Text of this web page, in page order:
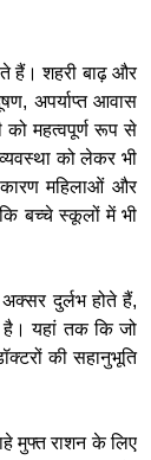
हैं। शहरी बाढ़ और
अपर्याप्त आवास
महत्वपूर्ण रूप से
को लेकर भी
महिलाओं और
बच्चे स्कूलों में भी
दुर्लभ होते हैं,
है। यहां तक ​​कि जो
की सहानुभूति
मुफ्त राशन के लिए